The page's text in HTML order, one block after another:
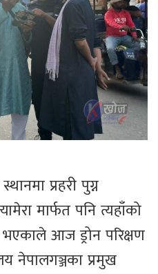
प्रहरी पुग्न
मार्फत पनि त्यहाँको
आज ड्रोन परिक्षण
नेपालगञ्जका प्रमुख